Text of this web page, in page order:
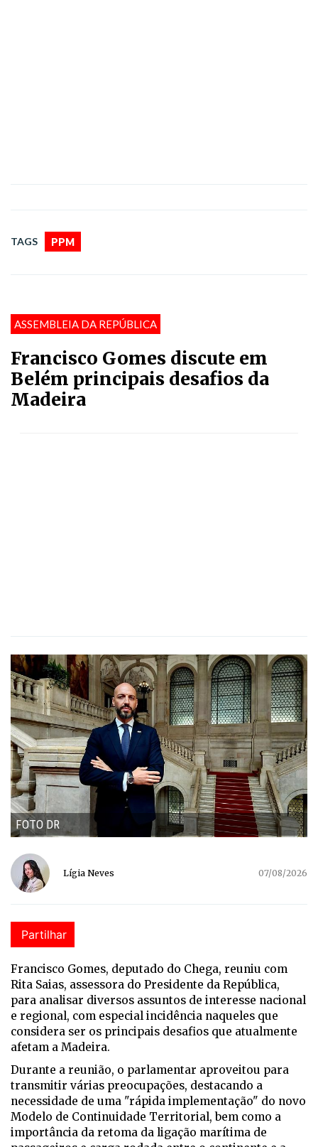
TAGS PPM
ASSEMBLEIA DA REPÚBLICA
Francisco Gomes discute em
Belém principais desafios da
Madeira
FOTO DR
Lígia Neves 07/08/2026
Partilhar
Francisco Gomes, deputado do Chega, reuniu com
Rita Saias, assessora do Presidente da República,
para analisar diversos assuntos de interesse nacional
e regional, com especial incidência naqueles que
considera ser os principais desafios que atualmente
afetam a Madeira.
Durante a reunião, o parlamentar aproveitou para
transmitir várias preocupações, destacando a
necessidade de uma "rápida implementação" do novo
Modelo de Continuidade Territorial, bem como a
importância da retoma da ligação marítima de